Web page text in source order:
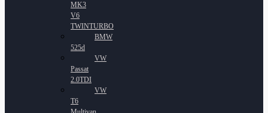
MK3
V6
TWINTURBO
BMW
525d
VW
Passat
2.0TDI
VW
T6